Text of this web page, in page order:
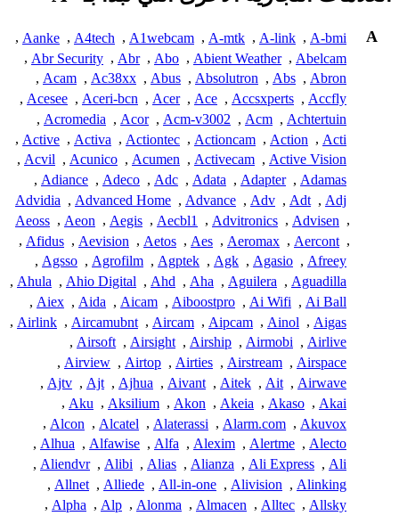
A
A-bmi
,
A-link
,
A-mtk
,
A1webcam
,
A4tech
,
Aanke
,
Abelcam
,
Abient Weather
,
Abo
,
Abr
,
Abr Security
,
Abron
,
Abs
,
Absolutron
,
Abus
,
Ac38xx
,
Acam
,
Accfly
,
Accsxperts
,
Ace
,
Acer
,
Aceri-bcn
,
Acesee
,
Achtertuin
,
Acm
,
Acm-v3002
,
Acor
,
Acromedia
,
Acti
,
Action
,
Actioncam
,
Actiontec
,
Activa
,
Active
,
Active Vision
,
Activecam
,
Acumen
,
Acunico
,
Acvil
,
Adamas
,
Adapter
,
Adata
,
Adc
,
Adeco
,
Adiance
,
Adj
,
Adt
,
Adv
,
Advance
,
Advanced Home
,
Advidia
,
Advisen
,
Advitronics
,
Aecbl1
,
Aegis
,
Aeon
,
Aeoss
,
Aercont
,
Aeromax
,
Aes
,
Aetos
,
Aevision
,
Afidus
,
Afreey
,
Agasio
,
Agk
,
Agptek
,
Agrofilm
,
Agsso
,
Aguadilla
,
Aguilera
,
Aha
,
Ahd
,
Ahio Digital
,
Ahula
,
Ai Ball
,
Ai Wifi
,
Aiboostpro
,
Aicam
,
Aida
,
Aiex
,
Aigas
,
Ainol
,
Aipcam
,
Aircam
,
Aircamubnt
,
Airlink
,
Airlive
,
Airmobi
,
Airship
,
Airsight
,
Airsoft
,
Airspace
,
Airstream
,
Airties
,
Airtop
,
Airview
,
Airwave
,
Ait
,
Aitek
,
Aivant
,
Ajhua
,
Ajt
,
Ajtv
,
Akai
,
Akaso
,
Akeia
,
Akon
,
Aksilium
,
Aku
,
Akuvox
,
Alarm.com
,
Alaterassi
,
Alcatel
,
Alcon
,
Alecto
,
Alertme
,
Alexim
,
Alfa
,
Alfawise
,
Alhua
,
Ali
,
Ali Express
,
Alianza
,
Alias
,
Alibi
,
Aliendvr
,
Alinking
,
Alivision
,
All-in-one
,
Alliede
,
Allnet
,
Allsky
,
Alltec
,
Almacen
,
Alonma
,
Alp
,
Alpha
,